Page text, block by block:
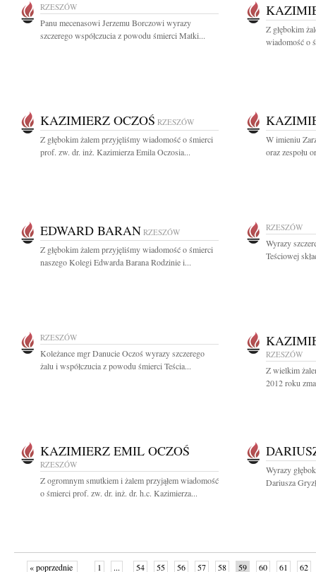
RZESZÓW
Panu mecenasowi Jerzemu Borczowi wyrazy
szczerego współczucia z powodu śmierci Matki...
Z głębokim
wiadomość o
KAZIMIERZ OCZOŚ RZESZÓW
Z głębokim żalem przyjęliśmy wiadomość o śmierci
prof. zw. dr. inż. Kazimierza Emila Oczosia...
W imieniu
oraz zespołu
EDWARD BARAN RZESZÓW
Z głębokim żalem przyjęliśmy wiadomość o śmierci
naszego Kolegi Edwarda Barana Rodzinie i...
RZESZÓW
Wyrazy
Teściowej
RZESZÓW
Koleżance mgr Danucie Oczoś wyrazy szczerego
żalu i współczucia z powodu śmierci Teścia...
RZESZÓW
Z wielkim
2012 roku
KAZIMIERZ EMIL OCZOŚ
RZESZÓW
Z ogromnym smutkiem i żalem przyjąłem wiadomość
o śmierci prof. zw. dr. inż. dr. h.c. Kazimierza...
Wyrazy
Dariusza
« poprzednie 1 ... 54 55 56 57 58 59 60 61 62